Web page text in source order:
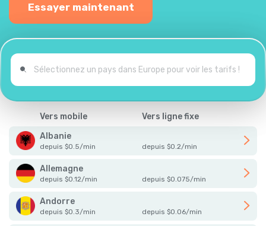
Essayer maintenant
Vers mobile
Vers ligne fixe
Albanie
depuis $0.5/min depuis $0.2/min
Allemagne
depuis $0.12/min depuis $0.075/min
Andorre
depuis $0.3/min depuis $0.06/min